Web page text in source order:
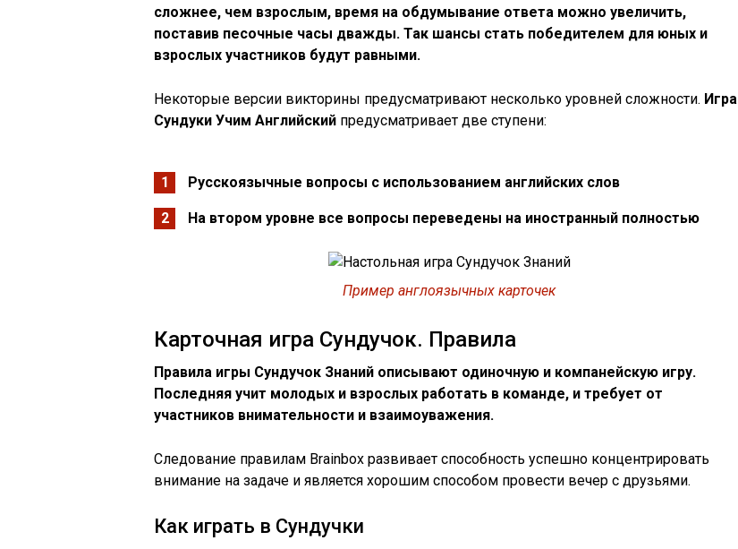
сложнее, чем взрослым, время на обдумывание ответа можно увеличить,
поставив песочные часы дважды. Так шансы стать победителем для юных и
взрослых участников будут равными.
Некоторые версии викторины предусматривают несколько уровней сложности. Игра
Сундуки Учим Английский предусматривает две ступени:
Русскоязычные вопросы с использованием английских слов
На втором уровне все вопросы переведены на иностранный полностью
Пример англоязычных карточек
Карточная игра Сундучок. Правила
Правила игры Сундучок Знаний описывают одиночную и компанейскую игру.
Последняя учит молодых и взрослых работать в команде, и требует от
участников внимательности и взаимоуважения.
Следование правилам Brainbox развивает способность успешно концентрировать
внимание на задаче и является хорошим способом провести вечер с друзьями.
Как играть в Сундучки